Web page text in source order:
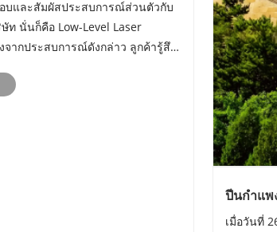
ปบและสัมผัสประสบการณ์ส่วนตัวกับ
นั่นก็คือ Low-Level Laser
ากประสบการณ์ดังกล่าว ลูกค้ารู้สึก
จะแนะนำผลิตภัณฑ์สู่ตลาดยุโรป
ปีนกำแพ
เมื่อวันที่